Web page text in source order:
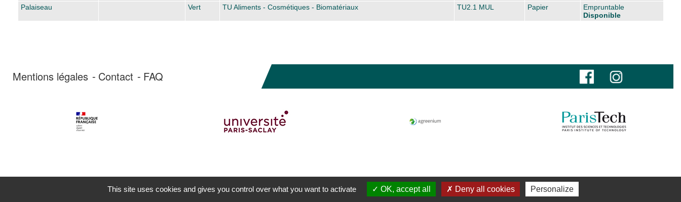
Palaiseau
Vert TU Aliments - Cosmétiques - Biomatériaux TU2.1 MUL Papier
Empruntable
Disponible
Mentions légales Contact FAQ
This site uses cookies and gives you control over what you want to activate OK, accept all Deny all cookies Personalize